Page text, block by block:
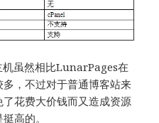
虽然相比LunarPages在
，不过对于普通博客站来
花费大价钱而又造成资源
高的。